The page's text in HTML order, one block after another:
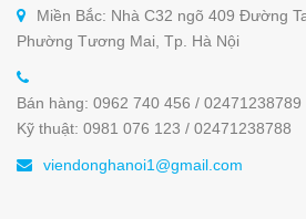
Miền Bắc: Nhà C32 ngõ 409 Đường
Phường Tương Mai, Tp. Hà Nội
Bán hàng: 0962 740 456 / 02471238789
Kỹ thuật: 0981 076 123 / 02471238788
viendonghanoi1@gmail.com